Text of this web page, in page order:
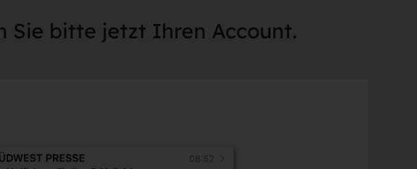
Sie bitte jetzt Ihren Account.